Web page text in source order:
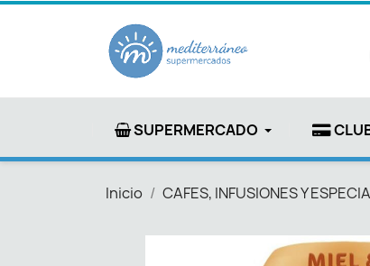
SUPERMERCADO
Inicio CAFES, INFUSIONES Y